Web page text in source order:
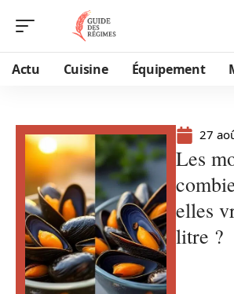
Actu Cuisine Équipement
27
Les
elles
litre ?